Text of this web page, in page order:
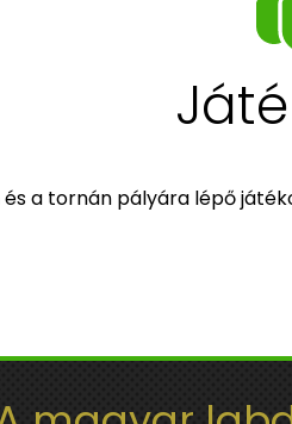
a tornán pályára lépő